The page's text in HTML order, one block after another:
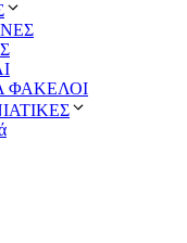
ΦΑΚΕΛΟΙ